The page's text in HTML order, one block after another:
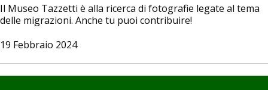
Il Museo Tazzetti è alla ricerca di fotografie legate al tema
delle migrazioni. Anche tu puoi contribuire!
19 Febbraio 2024